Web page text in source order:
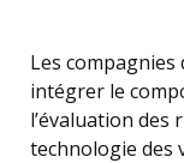
Les
intégrer le
l’évaluation des
technologie des